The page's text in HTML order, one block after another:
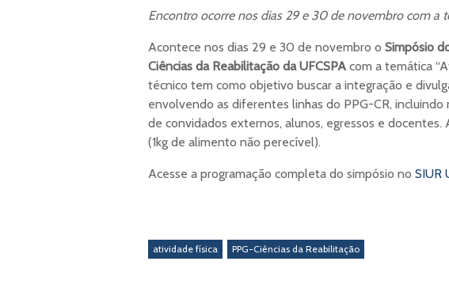
Encontro ocorre nos dias 29 e 30 de novembro com a
Acontece nos dias 29 e 30 de novembro o Simpósio
Ciências da Reabilitação da UFCSPA com a temática
técnico tem como objetivo buscar a integração e
envolvendo as diferentes linhas do PPG-CR,
de convidados externos, alunos, egressos e docentes.
(1kg de alimento não perecível).
Acesse a programação completa do simpósio no SIUR
atividade física PPG-Ciências da Reabilitação